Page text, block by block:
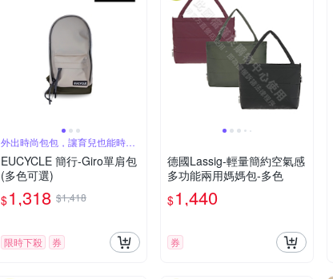
外出時尚包包，讓育兒也能時尚
有型
EUCYCLE 簡行-Giro單肩包
(多色可選)
$1,318 $1,418
限時下殺 券
德國Lassig-輕量簡約空氣感
多功能兩用媽媽包-多色
$1,440
券